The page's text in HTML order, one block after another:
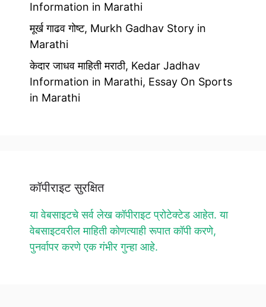
Information in Marathi
मूर्ख गाढव गोष्ट, Murkh Gadhav Story in
Marathi
केदार जाधव माहिती मराठी, Kedar Jadhav
Information in Marathi, Essay On Sports
in Marathi
कॉपीराइट सुरक्षित
या वेबसाइटचे सर्व लेख कॉपीराइट प्रोटेक्टेड आहेत. या
वेबसाइटवरील माहिती कोणत्याही रूपात कॉपी करणे,
पुनर्वापर करणे एक गंभीर गुन्हा आहे.